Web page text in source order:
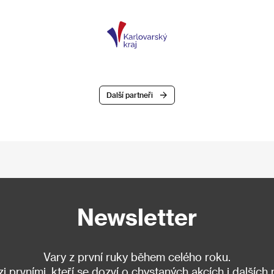
Další partneři
Newsletter
Vary z první ruky během celého roku.
prvními, kteří se dozví o chystaných akcích i dalších